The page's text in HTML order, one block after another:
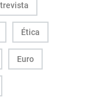
Ética
Euro